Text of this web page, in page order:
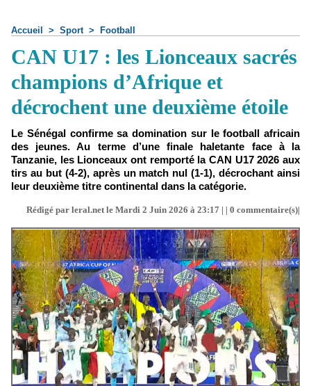
Accueil > Sport > Football
CAN U17 : les Lionceaux sacrés
champions d’Afrique et
décrochent une deuxième étoile
Le Sénégal confirme sa domination sur le football africain
des jeunes. Au terme d’une finale haletante face à la
Tanzanie, les Lionceaux ont remporté la CAN U17 2026 aux
tirs au but (4-2), après un match nul (1-1), décrochant ainsi
leur deuxième titre continental dans la catégorie.
Rédigé par leral.net le Mardi 2 Juin 2026 à 23:17 | | 0 commentaire(s)|